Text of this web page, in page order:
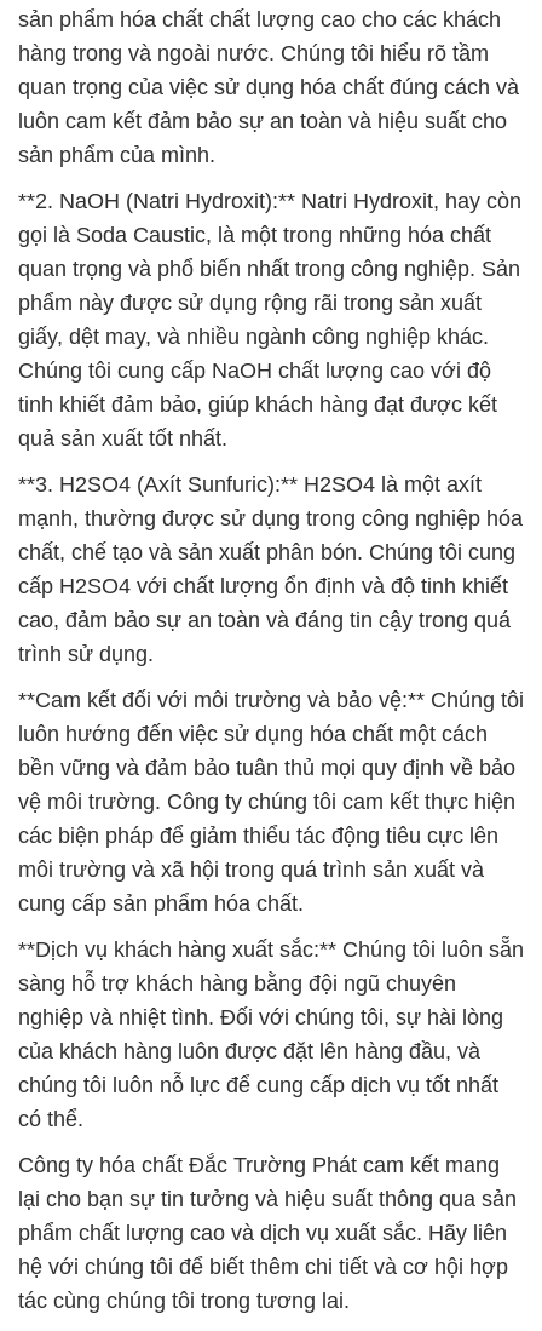
sản phẩm hóa chất chất lượng cao cho các khách
hàng trong và ngoài nước. Chúng tôi hiểu rõ tầm
quan trọng của việc sử dụng hóa chất đúng cách và
luôn cam kết đảm bảo sự an toàn và hiệu suất cho
sản phẩm của mình.
**2. NaOH (Natri Hydroxit):** Natri Hydroxit, hay còn
gọi là Soda Caustic, là một trong những hóa chất
quan trọng và phổ biến nhất trong công nghiệp. Sản
phẩm này được sử dụng rộng rãi trong sản xuất
giấy, dệt may, và nhiều ngành công nghiệp khác.
Chúng tôi cung cấp NaOH chất lượng cao với độ
tinh khiết đảm bảo, giúp khách hàng đạt được kết
quả sản xuất tốt nhất.
**3. H2SO4 (Axít Sunfuric):** H2SO4 là một axít
mạnh, thường được sử dụng trong công nghiệp hóa
chất, chế tạo và sản xuất phân bón. Chúng tôi cung
cấp H2SO4 với chất lượng ổn định và độ tinh khiết
cao, đảm bảo sự an toàn và đáng tin cậy trong quá
trình sử dụng.
**Cam kết đối với môi trường và bảo vệ:** Chúng tôi
luôn hướng đến việc sử dụng hóa chất một cách
bền vững và đảm bảo tuân thủ mọi quy định về bảo
vệ môi trường. Công ty chúng tôi cam kết thực hiện
các biện pháp để giảm thiểu tác động tiêu cực lên
môi trường và xã hội trong quá trình sản xuất và
cung cấp sản phẩm hóa chất.
**Dịch vụ khách hàng xuất sắc:** Chúng tôi luôn sẵn
sàng hỗ trợ khách hàng bằng đội ngũ chuyên
nghiệp và nhiệt tình. Đối với chúng tôi, sự hài lòng
của khách hàng luôn được đặt lên hàng đầu, và
chúng tôi luôn nỗ lực để cung cấp dịch vụ tốt nhất
có thể.
Công ty hóa chất Đắc Trường Phát cam kết mang
lại cho bạn sự tin tưởng và hiệu suất thông qua sản
phẩm chất lượng cao và dịch vụ xuất sắc. Hãy liên
hệ với chúng tôi để biết thêm chi tiết và cơ hội hợp
tác cùng chúng tôi trong tương lai.